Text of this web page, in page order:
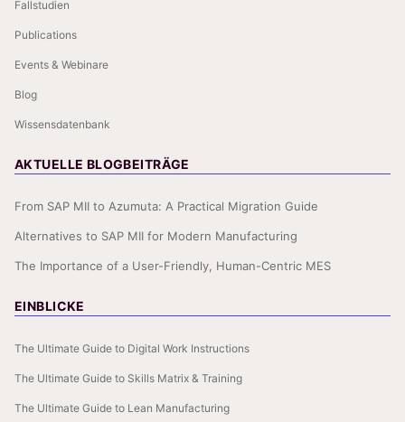
Fallstudien
Publications
Events & Webinare
Blog
Wissensdatenbank
AKTUELLE BLOGBEITRÄGE
From SAP MII to Azumuta: A Practical Migration Guide
Alternatives to SAP MII for Modern Manufacturing
The Importance of a User-Friendly, Human-Centric MES
EINBLICKE
The Ultimate Guide to Digital Work Instructions
The Ultimate Guide to Skills Matrix & Training
The Ultimate Guide to Lean Manufacturing